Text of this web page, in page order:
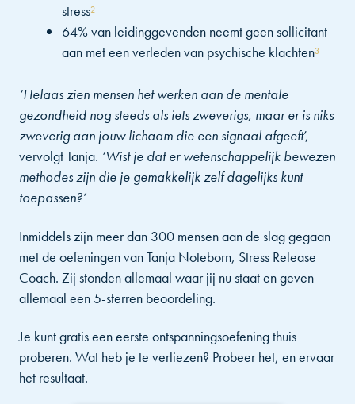
stress²
64% van leidinggevenden neemt geen sollicitant
aan met een verleden van psychische klachten³
‘Helaas zien mensen het werken aan de mentale
gezondheid nog steeds als iets zweverigs, maar er is niks
zweverig aan jouw lichaam die een signaal afgeeft’,
vervolgt Tanja. ‘Wist je dat er wetenschappelijk bewezen
methodes zijn die je gemakkelijk zelf dagelijks kunt
toepassen?’
Inmiddels zijn meer dan 300 mensen aan de slag gegaan
met de oefeningen van Tanja Noteborn, Stress Release
Coach. Zij stonden allemaal waar jij nu staat en geven
allemaal een 5-sterren beoordeling.
Je kunt gratis een eerste ontspanningsoefening thuis
proberen. Wat heb je te verliezen? Probeer het, en ervaar
het resultaat.